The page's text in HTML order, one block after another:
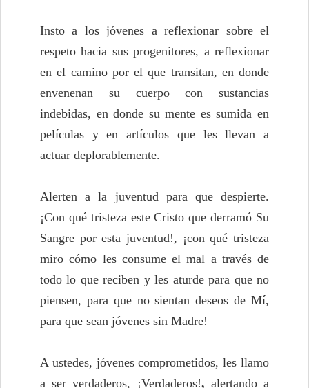
Insto a los jóvenes a reflexionar sobre el
respeto hacia sus progenitores, a reflexionar
en el camino por el que transitan, en donde
envenenan su cuerpo con sustancias
indebidas, en donde su mente es sumida en
películas y en artículos que les llevan a
actuar deplorablemente.
Alerten a la juventud para que despierte.
¡Con qué tristeza este Cristo que derramó Su
Sangre por esta juventud!, ¡con qué tristeza
miro cómo les consume el mal a través de
todo lo que reciben y les aturde para que no
piensen, para que no sientan deseos de Mí,
para que sean jóvenes sin Madre!
A ustedes, jóvenes comprometidos, les llamo
a ser verdaderos, ¡Verdaderos!, alertando a